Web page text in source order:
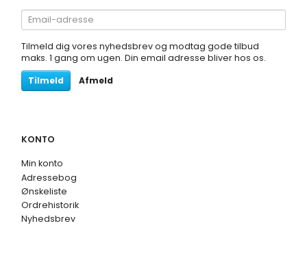
Email-
adresse
Tilmeld dig vores nyhedsbrev og modtag gode tilbud
maks. 1 gang om ugen. Din email adresse bliver hos os.
Tilmeld
Afmeld
KONTO
Min konto
Adressebog
Ønskeliste
Ordrehistorik
Nyhedsbrev